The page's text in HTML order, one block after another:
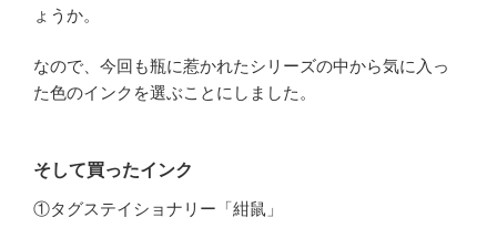
ょうか。
なので、今回も瓶に惹かれたシリーズの中から気に入っ
た色のインクを選ぶことにしました。
そして買ったインク
①タグステイショナリー「紺鼠」